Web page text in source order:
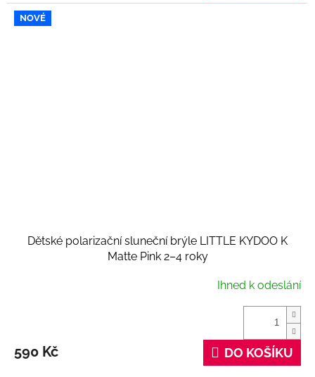
NOVÉ
Dětské polarizační sluneční brýle LITTLE KYDOO K
Matte Pink 2–4 roky
Ihned k odeslání
590 Kč DO KOŠÍKU